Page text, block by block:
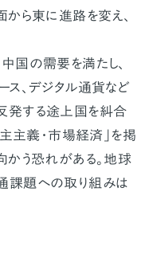
ら東に進路を変え、
国の需要を満たし、
、デジタル通貨など
発する途上国を糾合
主義・市場経済」を掲
う恐れがある。地球
課題への取り組みは